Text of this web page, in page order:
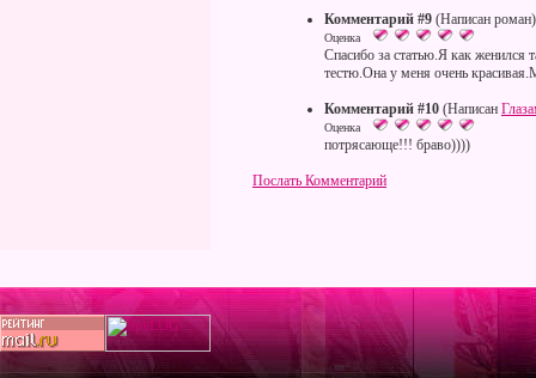
Комментарий #9 (Написан роман)
Оценка
Спасибо за статью.Я как женился
тестю.Она у меня очень
Комментарий #10 (Написан
Оценка
потрясающе!!! браво))))
Послать Комментарий